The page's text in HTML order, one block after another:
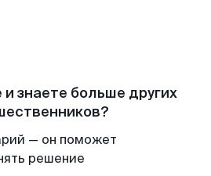
знаете больше других
— он поможет
решение